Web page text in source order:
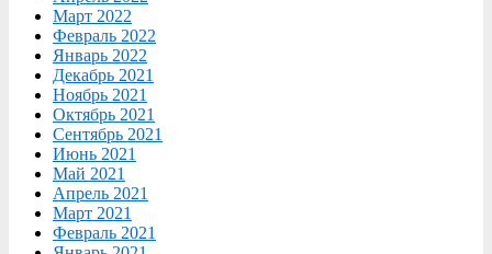
Март 2022
Февраль 2022
Январь 2022
Декабрь 2021
Ноябрь 2021
Октябрь 2021
Сентябрь 2021
Июнь 2021
Май 2021
Апрель 2021
Март 2021
Февраль 2021